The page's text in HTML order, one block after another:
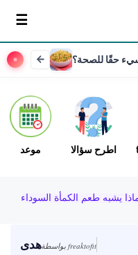
حقًا للصحة؟
موعد اطرح سؤالا
يشبه طعم الكمأة السوداء
هدى بواسطة freaktofit